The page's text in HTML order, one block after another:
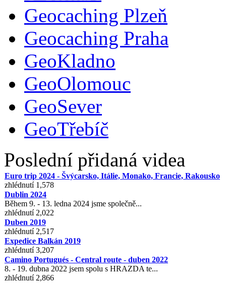
Geocaching Plzeň
Geocaching Praha
GeoKladno
GeoOlomouc
GeoSever
GeoTřebíč
Poslední přidaná videa
Euro trip 2024 - Švýcarsko, Itálie, Monako, Francie, Rakousko
zhlédnutí 1,578
Dublin 2024
Během 9. - 13. ledna 2024 jsme společně...
zhlédnutí 2,022
Duben 2019
zhlédnutí 2,517
Expedice Balkán 2019
zhlédnutí 3,207
Camino Portugués - Central route - duben 2022
8. - 19. dubna 2022 jsem spolu s HRAZDA te...
zhlédnutí 2,866